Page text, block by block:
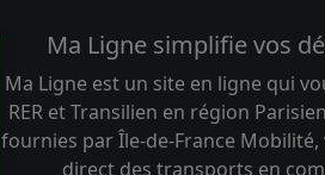
Ma Ligne simplifie vos
Ma Ligne est un site en ligne qui
RER et Transilien en région
fournies par Île-de-France
direct des transports en